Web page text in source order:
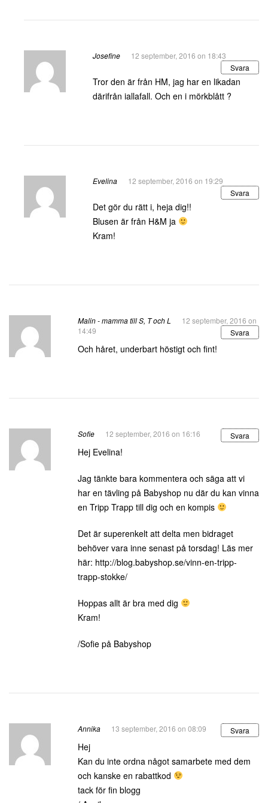
Josefine
12 september, 2016 on 18:43
Svara
Tror den är från HM, jag har en likadan
därifrån iallafall. Och en i mörkblått ?
Evelina
12 september, 2016 on 19:29
Svara
Det gör du rätt i, heja dig!!
Blusen är från H&M ja
Kram!
Malin - mamma till S, T och L
12 september, 2016 on
14:49
Svara
Och håret, underbart höstigt och fint!
Sofie 12 september, 2016 on 16:16 Svara
Hej Evelina!
Jag tänkte bara kommentera och säga att vi
har en tävling på Babyshop nu där du kan vinna
en Tripp Trapp till dig och en kompis
Det är superenkelt att delta men bidraget
behöver vara inne senast på torsdag! Läs mer
här: http://blog.babyshop.se/vinn-en-tripp-
trapp-stokke/
Hoppas allt är bra med dig
Kram!
/Sofie på Babyshop
Annika 13 september, 2016 on 08:09 Svara
Hej
Kan du inte ordna något samarbete med dem
och kanske en rabattkod
tack för fin blogg